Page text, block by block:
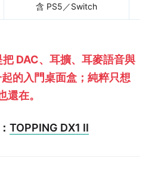
含 PS5／Switch
DAC、耳擴、耳麥語音與
的入門桌面盒；純粹只想
還在。
TOPPING DX1 II